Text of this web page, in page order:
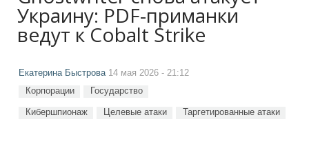
Украину: PDF-приманки
ведут к Cobalt Strike
Екатерина Быстрова14 мая 2026 - 21:12
Корпорации Государство
Кибершпионаж Целевые атаки Таргетированные атаки